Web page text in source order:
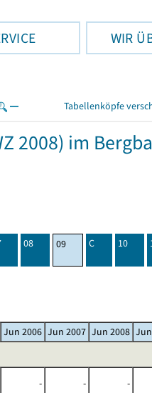
WIR
Tabellenköpfe
2008) im
08 09 C 10
Jun 2006 Jun 2007 Jun 2008
- - -